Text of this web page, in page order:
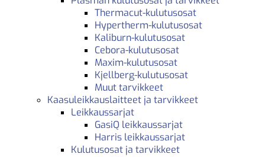
Thermacut-kulutusosat
Hypertherm-kulutusosat
Kaliburn-kulutusosat
Cebora-kulutusosat
Maxim-kulutusosat
Kjellberg-kulutusosat
Muut tarvikkeet
Kaasuleikkauslaitteet ja tarvikkeet
Leikkaussarjat
GasiQ leikkaussarjat
Harris leikkaussarjat
Kulutusosat ja tarvikkeet